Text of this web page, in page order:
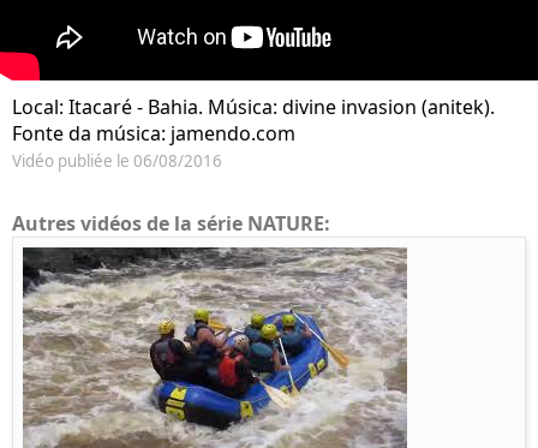
Local: Itacaré - Bahia. Música: divine invasion (anitek).
Fonte da música: jamendo.com
Vidéo publiée le 06/08/2016
Autres vidéos de la série NATURE: